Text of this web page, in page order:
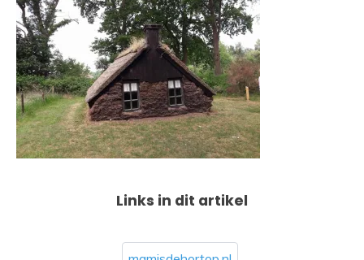
Links in dit artikel